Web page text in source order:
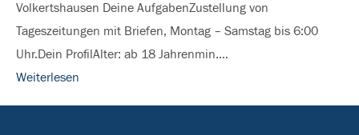
Volkertshausen Deine AufgabenZustellung von
Tageszeitungen mit Briefen, Montag – Samstag bis 6:00
Uhr.Dein ProfilAlter: ab 18 Jahrenmin.…
Weiterlesen